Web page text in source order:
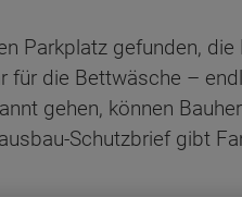
Parkplatz gefunden,
für die Bettwäsche –
gehen, können
Schutzbrief gibt